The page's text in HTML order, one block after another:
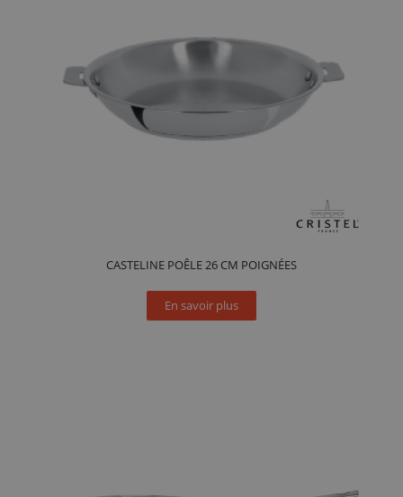
CASTELINE POÊLE 26 CM POIGNÉES
En savoir plus